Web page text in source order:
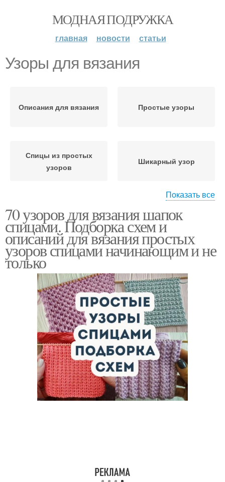
МОДНАЯ ПОДРУЖКА
главная новости статьи
Узоры для вязания
Описания для вязания Простые узоры
Спицы из простых
узоров
Шикарный узор
Спицы с узором Ажурные узоры
Узоры для шапок
шапок
Узоры для женских
шапок
Рельефные узоры
Узоры при вязании Объемный узор
Показать все
70 узоров для вязания шапок
спицами. Подборка схем и
описаний для вязания простых
узоров спицами начинающим и не
только